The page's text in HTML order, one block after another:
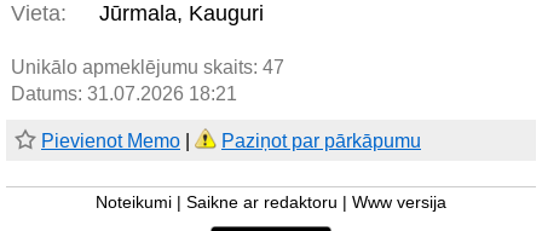
Vieta:
Jūrmala, Kauguri
Unikālo apmeklējumu skaits: 47
Datums: 31.07.2026 18:21
Pievienot Memo Paziņot par pārkāpumu
Noteikumi Saikne ar redaktoru Www versija